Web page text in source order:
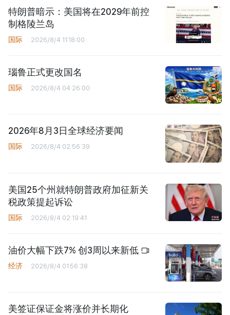
特朗普暗示：美国将在2029年前控
制格陵兰岛
国际 2026/8/4 11:18:00
瑙鲁正式更改国名
国际 2026/8/4 04:26:00
2026年8月3日全球经济要闻
国际 2026/8/4 02:56:39
美国25个州就特朗普政府加征新关
税政策提起诉讼
国际 2026/8/4 02:19:41
油价大幅下跌7% 创3周以来新低
经济 2026/8/4 01:56:38
美签证保证金将涨价并长期化